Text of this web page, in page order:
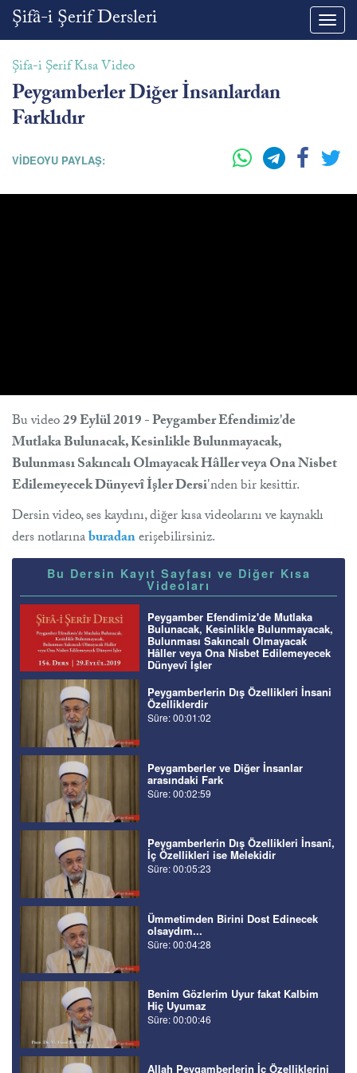
Şifâ-i Şerif Dersleri
Şifa-i Şerif Kısa Video
Peygamberler Diğer İnsanlardan
Farklıdır
VİDEOYU PAYLAŞ:
Bu video29 Eylül 2019 - Peygamber Efendimiz'de
Mutlaka Bulunacak, Kesinlikle Bulunmayacak,
Bulunması Sakıncalı Olmayacak Hâller veya Ona Nisbet
Edilemeyecek Dünyevî İşler Dersi'nden bir kesittir.
Dersin video, ses kaydını, diğer kısa videolarını ve kaynaklı
ders notlarınaburadanerişebilirsiniz.
Bu Dersin Kayıt Sayfası ve Diğer Kısa
Videoları
Peygamber Efendimiz'de Mutlaka
Bulunacak, Kesinlikle Bulunmayacak,
Bulunması Sakıncalı Olmayacak
Hâller veya Ona Nisbet Edilemeyecek
Dünyevî İşler
Peygamberlerin Dış Özellikleri İnsani
Özelliklerdir
Süre: 00:01:02
Peygamberler ve Diğer İnsanlar
arasındaki Fark
Süre: 00:02:59
Peygamberlerin Dış Özellikleri İnsanî,
İç Özellikleri ise Melekidir
Süre: 00:05:23
Ümmetimden Birini Dost Edinecek
olsaydım...
Süre: 00:04:28
Benim Gözlerim Uyur fakat Kalbim
Hiç Uyumaz
Süre: 00:00:46
Allah Peygamberlerin İç Özelliklerini